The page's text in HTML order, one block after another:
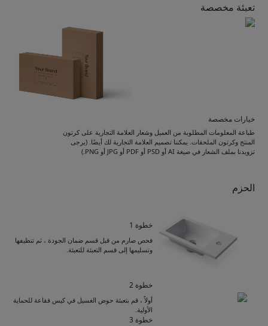
تعبئة مخصصة
خيارات مخصصة
طباعة المعلومات المطلوبة من العميل وشعار العلامة التجارية على كرتون
المنتج وكرتون الملحقات. يمكننا تصميم العلامة التجارية لك أيضًا. (يرجى
تزويدنا بملف الشعار في صيغة AI أو PSD أو PDF أو JPG أو PNG.)
الحزم
خطوة 1
فحص صارم من قبل قسم ضمان الجودة ، ثم تنظيفها
وتسليمها إلى قسم التعبئة للتعبئة.
خطوة 2
أولاً ، قم بتعبئة حوض الغسيل في كيس فقاعة للحماية
الأولية.
خطوة 3